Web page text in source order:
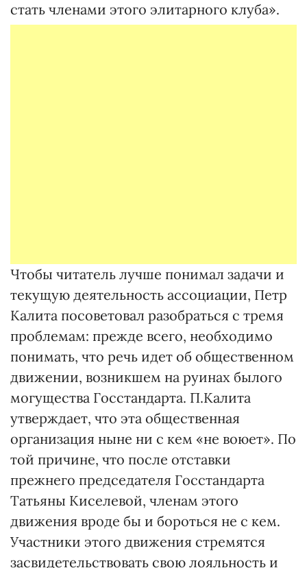
стать членами этого элитарного клуба».
Чтобы читатель лучше понимал задачи и
текущую деятельность ассоциации, Петр
Калита посоветовал разобраться с тремя
проблемам: прежде всего, необходимо
понимать, что речь идет об общественном
движении, возникшем на руинах былого
могущества Госстандарта. П.Калита
утверждает, что эта общественная
организация ныне ни с кем «не воюет». По
той причине, что после отставки
прежнего председателя Госстандарта
Татьяны Киселевой, членам этого
движения вроде бы и бороться не с кем.
Участники этого движения стремятся
засвидетельствовать свою лояльность и